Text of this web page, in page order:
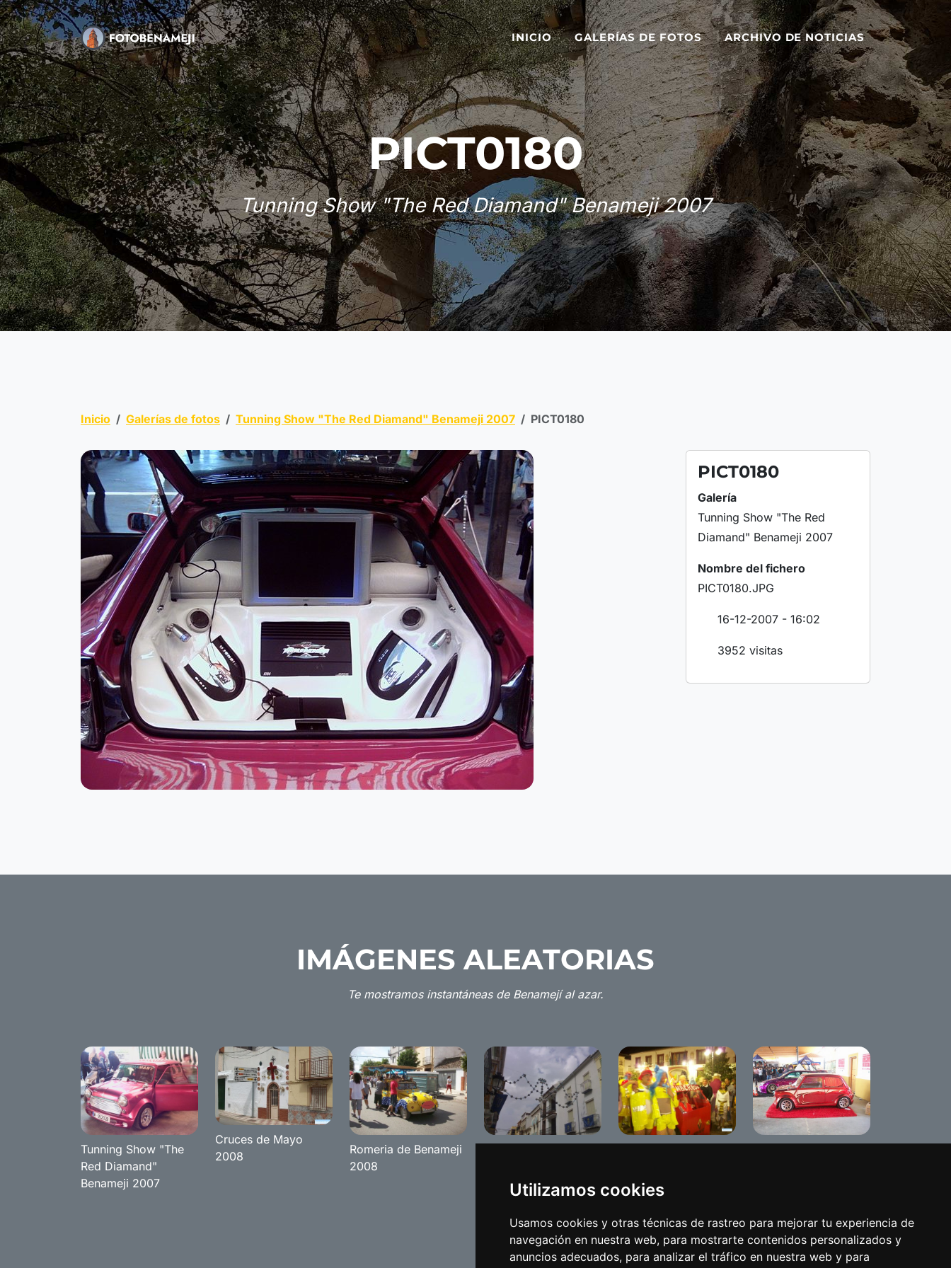
Utilizamos cookies
Usamos cookies y otras técnicas de rastreo para mejorar tu experiencia de
navegación en nuestra web, para mostrarte contenidos personalizados y
anuncios adecuados, para analizar el tráfico en nuestra web y para
INICIO GALERÍAS DE FOTOS ARCHIVO DE NOTICIAS
PICT0180
Tunning Show "The Red Diamand" Benameji 2007
Inicio Galerías de fotos Tunning Show "The Red Diamand" Benameji 2007 PICT0180
PICT0180
Galería
Tunning Show "The Red
Diamand" Benameji 2007
Nombre del fichero
PICT0180.JPG
16-12-2007 - 16:02
3952 visitas
IMÁGENES ALEATORIAS
Te mostramos instantáneas de Benamejí al azar.
Tunning Show "The
Red Diamand"
Benameji 2007
Cruces de Mayo
2008
Romeria de Benameji
2008